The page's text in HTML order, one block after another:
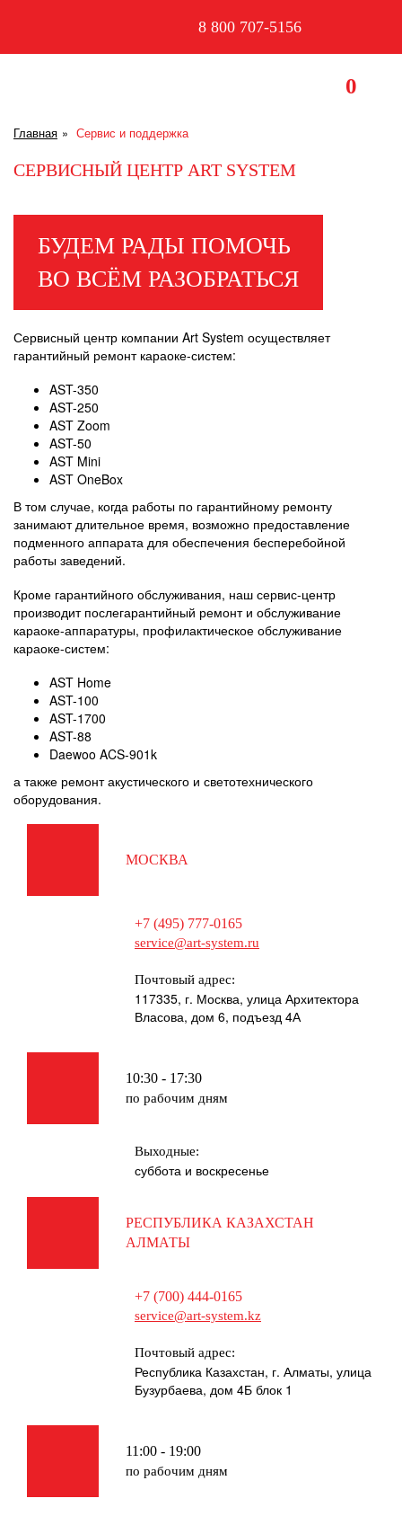
8 800 707-5156
0
Главная Сервис и поддержка
СЕРВИСНЫЙ ЦЕНТР ART SYSTEM
БУДЕМ РАДЫ ПОМОЧЬ
ВО ВСЁМ РАЗОБРАТЬСЯ
Сервисный центр компании Art System осуществляет
гарантийный ремонт караоке-систем:
AST-350
AST-250
AST Zoom
AST-50
AST Mini
AST OneBox
В том случае, когда работы по гарантийному ремонту
занимают длительное время, возможно предоставление
подменного аппарата для обеспечения бесперебойной
работы заведений.
Кроме гарантийного обслуживания, наш сервис-центр
производит послегарантийный ремонт и обслуживание
караоке-аппаратуры, профилактическое обслуживание
караоке-систем:
AST Home
AST-100
AST-1700
AST-88
Daewoo ACS-901k
а также ремонт акустического и светотехнического
оборудования.
МОСКВА
+7 (495) 777-0165
service@art-system.ru
Почтовый адрес:
117335, г. Москва, улица Архитектора
Власова, дом 6, подъезд 4А
10:30 - 17:30
по рабочим дням
Выходные:
суббота и воскресенье
РЕСПУБЛИКА КАЗАХСТАН
АЛМАТЫ
+7 (700) 444-0165
service@art-system.kz
Почтовый адрес:
Республика Казахстан, г. Алматы, улица
Бузурбаева, дом 4Б блок 1
11:00 - 19:00
по рабочим дням